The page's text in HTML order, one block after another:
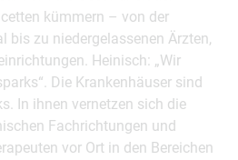
kümmern – von der
bis zu niedergelassenen Ärzten,
Heinisch: „Wir
Die Krankenhäuser sind
In ihnen vernetzen sich die
Fachrichtungen und
vor Ort in den Bereichen